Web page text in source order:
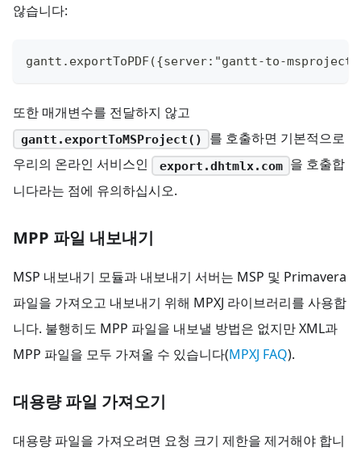
않습니다:
gantt.exportToPDF({server:"gantt-to-
또한 매개변수를 전달하지 않고
gantt.exportToMSProject()
를 호출하면 기본적으로
우리의 온라인 서비스인
export.dhtmlx.com 을 호출합
니다라는 점에 유의하십시오.
MPP 파일 내보내기
MSP 내보내기 모듈과 내보내기 서버는 MSP 및 Primavera
파일을 가져오고 내보내기 위해 MPXJ 라이브러리를 사용합
니다. 불행히도 MPP 파일을 내보낼 방법은 없지만 XML과
MPP 파일을 모두 가져올 수 있습니다(MPXJ FAQ).
대용량 파일 가져오기
대용량 파일을 가져오려면 요청 크기 제한을 제거해야 합니